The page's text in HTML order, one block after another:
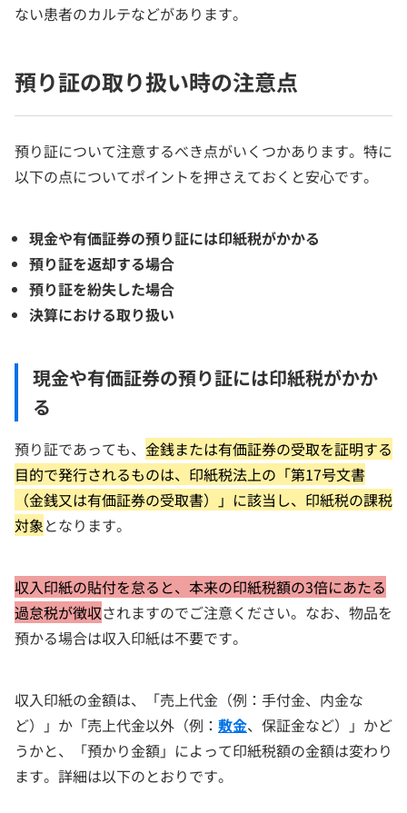
ない患者のカルテなどがあります。
預り証の取り扱い時の注意点
預り証について注意するべき点がいくつかあります。特に
以下の点についてポイントを押さえておくと安心です。
現金や有価証券の預り証には印紙税がかかる
預り証を返却する場合
預り証を紛失した場合
決算における取り扱い
現金や有価証券の預り証には印紙税がかか
る
預り証であっても、 金銭または有価証券の受取を証明する
目的で発行されるものは、印紙税法上の「第17号文書
（金銭又は有価証券の受取書）」に該当し、印紙税の課税
対象となります。
収入印紙の貼付を怠ると、本来の印紙税額の3倍にあたる
過怠税が徴収されますのでご注意ください。なお、物品を
預かる場合は収入印紙は不要です。
収入印紙の金額は、「売上代金（例：手付金、内金な
ど）」か「売上代金以外（例： 敷金、保証金など）」かど
うかと、「預かり金額」によって印紙税額の金額は変わり
ます。詳細は以下のとおりです。